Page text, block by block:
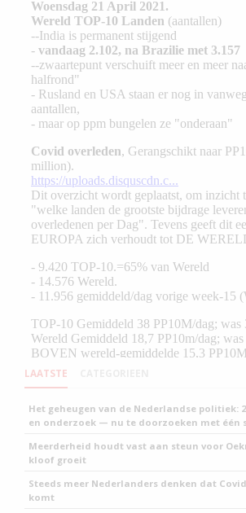
LAATSTE
Het geheugen van de Nederlandse politiek:
en onderzoek — nu te doorzoeken met één
Meerderheid houdt vast aan steun voor
kloof groeit
Steeds meer Nederlanders denken dat
komt